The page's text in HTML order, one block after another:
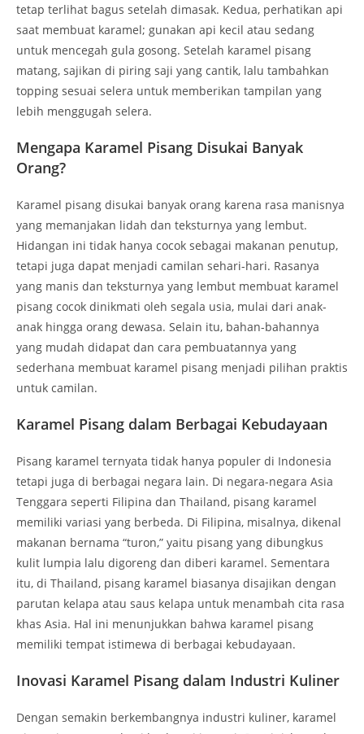
tetap terlihat bagus setelah dimasak. Kedua, perhatikan api
saat membuat karamel; gunakan api kecil atau sedang
untuk mencegah gula gosong. Setelah karamel pisang
matang, sajikan di piring saji yang cantik, lalu tambahkan
topping sesuai selera untuk memberikan tampilan yang
lebih menggugah selera.
Mengapa Karamel Pisang Disukai Banyak
Orang?
Karamel pisang disukai banyak orang karena rasa manisnya
yang memanjakan lidah dan teksturnya yang lembut.
Hidangan ini tidak hanya cocok sebagai makanan penutup,
tetapi juga dapat menjadi camilan sehari-hari. Rasanya
yang manis dan teksturnya yang lembut membuat karamel
pisang cocok dinikmati oleh segala usia, mulai dari anak-
anak hingga orang dewasa. Selain itu, bahan-bahannya
yang mudah didapat dan cara pembuatannya yang
sederhana membuat karamel pisang menjadi pilihan praktis
untuk camilan.
Karamel Pisang dalam Berbagai Kebudayaan
Pisang karamel ternyata tidak hanya populer di Indonesia
tetapi juga di berbagai negara lain. Di negara-negara Asia
Tenggara seperti Filipina dan Thailand, pisang karamel
memiliki variasi yang berbeda. Di Filipina, misalnya, dikenal
makanan bernama “turon,” yaitu pisang yang dibungkus
kulit lumpia lalu digoreng dan diberi karamel. Sementara
itu, di Thailand, pisang karamel biasanya disajikan dengan
parutan kelapa atau saus kelapa untuk menambah cita rasa
khas Asia. Hal ini menunjukkan bahwa karamel pisang
memiliki tempat istimewa di berbagai kebudayaan.
Inovasi Karamel Pisang dalam Industri Kuliner
Dengan semakin berkembangnya industri kuliner, karamel